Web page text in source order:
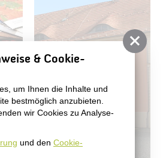
& Cookie-
um Ihnen die Inhalte und
bestmöglich anzubieten.
wir Cookies zu Analyse-
und den Cookie-